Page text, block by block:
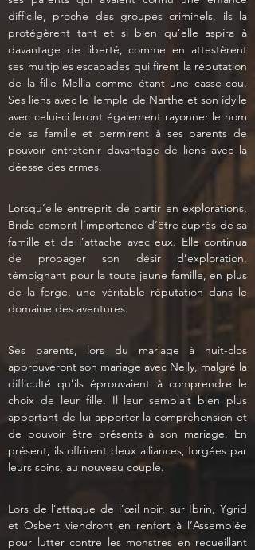
difficile, proche des groupes criminels, ils la
protégèrent tant et si bien qu’elle aspira à
davantage de liberté, comme en attestèrent
ses multiples escapades qui firent la réputation
de la fille Mellia comme étant une casse-cou.
Ses liens avec le Temple de Narthe et son idylle
avec celui-ci feront également rayonner le nom
de sa famille et permirent à ses parents de
pouvoir entretenir davantage de liens avec la
déesse des armes.
Lorsqu’elle entreprit de partir en explorations,
Brida comprit l’importance d’être auprès de sa
famille et de l’attache avec eux. Elle continua
de propager son désir d’exploration,
témoignant pour la toute jeune famille, en plus
de la forge, une véritable réputation dans le
domaine des aventures.
Ses parents, lors du mariage à huit-clos
approuveront son mariage avec Nelly, malgré la
difficulté qu’ils éprouvaient à comprendre le
choix de leur fille. Il leur semblait bien plus
apportant de lui apporter la compréhension et
de pouvoir être présents à son mariage. En
présent, ils offrirent deux alliances, forgées par
leurs soins, au nouveau couple.
Lors de l’attaque de l’œil noir, sur Ibrin, Ygrid
et Osbert viendront en renfort à l’Assemblée
pour lutter contre les monstres en recueillant